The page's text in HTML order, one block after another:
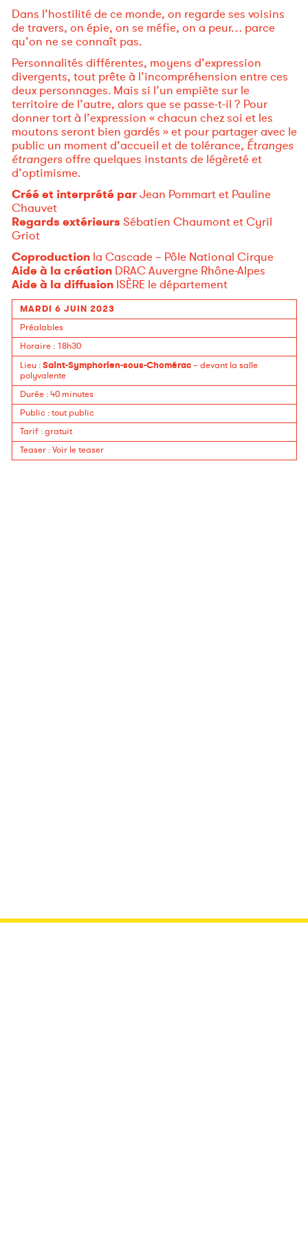
Dans l’hostilité de ce monde, on regarde ses voisins
de travers, on épie, on se méfie, on a peur… parce
qu’on ne se connaît pas.
Personnalités différentes, moyens d’expression
divergents, tout prête à l’incompréhension entre ces
deux personnages. Mais si l’un empiète sur le
territoire de l’autre, alors que se passe-t-il ? Pour
donner tort à l’expression « chacun chez soi et les
moutons seront bien gardés » et pour partager avec le
public un moment d’accueil et de tolérance, Étranges
étrangersoffre quelques instants de légèreté et
d’optimisme.
Créé et interprété parJean Pommart et Pauline
Chauvet
Regards extérieurs Sébatien Chaumont et Cyril
Griot
Coproductionla Cascade – Pôle National Cirque
Aide à la créationDRAC Auvergne Rhône-Alpes
Aide à la diffusionISÈRE le département
MARDI 6 JUIN 2023
Préalables
Horaire: 18h30
Lieu:Saint-Symphorien-sous-Chomérac– devant la salle
polyvalente
Durée: 40 minutes
Public:tout public
Tarif:gratuit
Teaser :Voir le teaser